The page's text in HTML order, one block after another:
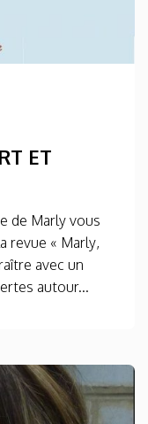
ET
de Marly vous
revue « Marly,
avec un
autour...